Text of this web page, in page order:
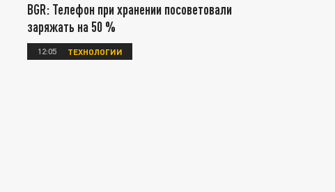
BGR: Телефон при хранении посоветовали
заряжать на 50 %
12:05 ТЕХНОЛОГИИ